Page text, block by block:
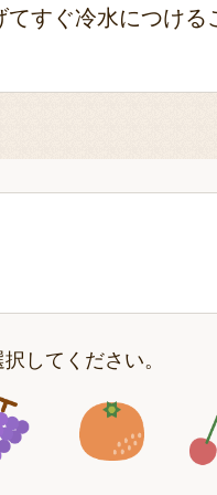
すぐ冷水につける
してください。
3 アイコン4 アイ